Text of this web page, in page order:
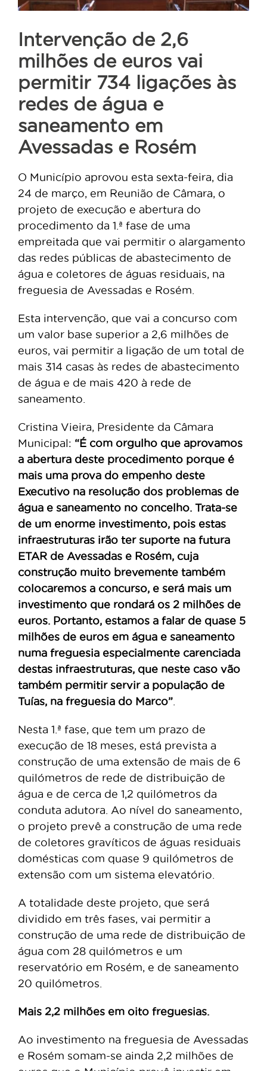
Intervenção de 2,6
milhões de euros vai
permitir 734 ligações às
redes de água e
saneamento em
Avessadas e Rosém
O Município aprovou esta sexta-feira, dia
24 de março, em Reunião de Câmara, o
projeto de execução e abertura do
procedimento da 1.ª fase de uma
empreitada que vai permitir o alargamento
das redes públicas de abastecimento de
água e coletores de águas residuais, na
freguesia de Avessadas e Rosém.
Esta intervenção, que vai a concurso com
um valor base superior a 2,6 milhões de
euros, vai permitir a ligação de um total de
mais 314 casas às redes de abastecimento
de água e de mais 420 à rede de
saneamento.
Cristina Vieira, Presidente da Câmara
Municipal: “É com orgulho que aprovamos
a abertura deste procedimento porque é
mais uma prova do empenho deste
Executivo na resolução dos problemas de
água e saneamento no concelho. Trata-se
de um enorme investimento, pois estas
infraestruturas irão ter suporte na futura
ETAR de Avessadas e Rosém, cuja
construção muito brevemente também
colocaremos a concurso, e será mais um
investimento que rondará os 2 milhões de
euros. Portanto, estamos a falar de quase 5
milhões de euros em água e saneamento
numa freguesia especialmente carenciada
destas infraestruturas, que neste caso vão
também permitir servir a população de
Tuías, na freguesia do Marco”
Nesta 1.ª fase, que tem um prazo de
execução de 18 meses, está prevista a
construção de uma extensão de mais de 6
quilómetros de rede de distribuição de
água e de cerca de 1,2 quilómetros da
conduta adutora. Ao nível do saneamento,
o projeto prevê a construção de uma rede
de coletores gravíticos de águas residuais
domésticas com quase 9 quilómetros de
extensão com um sistema elevatório.
A totalidade deste projeto, que será
dividido em três fases, vai permitir a
construção de uma rede de distribuição de
água com 28 quilómetros e um
reservatório em Rosém, e de saneamento
20 quilómetros.
Mais 2,2 milhões em oito freguesias.
Ao investimento na freguesia de Avessadas
e Rosém somam-se ainda 2,2 milhões de